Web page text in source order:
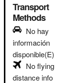
Transport
Methods
No hay
información
disponible(E)
No flying
distance info